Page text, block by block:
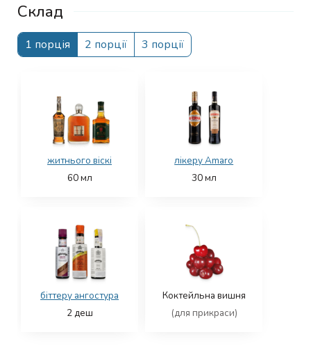
Склад
1 порція 2 порції 3 порції
житнього віскі
60мл
лікеру Amaro
30мл
біттеру ангостура
2деш
Коктейльна вишня
(для прикраси)